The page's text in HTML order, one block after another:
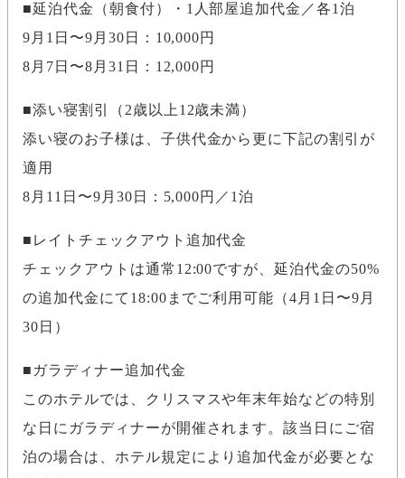
延泊代金（朝食付）・1人部屋追加代金／各1泊
9月1日〜9月30日：10,000円
8月7日〜8月31日：12,000円
添い寝割引（2歳以上12歳未満）
添い寝のお子様は、子供代金から更に下記の割引が
適用
8月11日〜9月30日：5,000円／1泊
レイトチェックアウト追加代金
チェックアウトは通常12:00ですが、延泊代金の50%
の追加代金にて18:00までご利用可能（4月1日〜9月
30日）
ガラディナー追加代金
このホテルでは、クリスマスや年末年始などの特別
な日にガラディナーが開催されます。該当日にご宿
泊の場合は、ホテル規定により追加代金が必要とな